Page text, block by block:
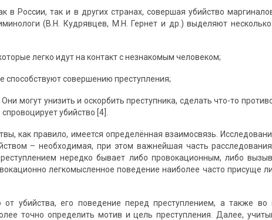
в России, так и в других странах, совершая убийство
(В.Н. Кудрявцев, М.Н. Гернет и др.) выделяют
легко идут на контакт с незнакомым человеком;
способствуют совершению преступления;
могут унизить и оскорбить преступника, сделать что-то
убийство [4].
как правило, имеется определённая взаимосвязь.
– необходимая, при этом важнейшая часть
нередко бывает либо провокационным, либо
легкомысленное поведение наиболее часто присуще
от убийства, его поведение перед преступлением, а также
точно определить мотив и цель преступления. Далее,